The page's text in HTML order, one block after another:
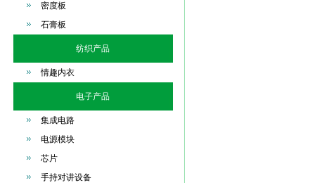
密度板
石膏板
纺织产品
情趣内衣
电子产品
集成电路
电源模块
芯片
手持对讲设备